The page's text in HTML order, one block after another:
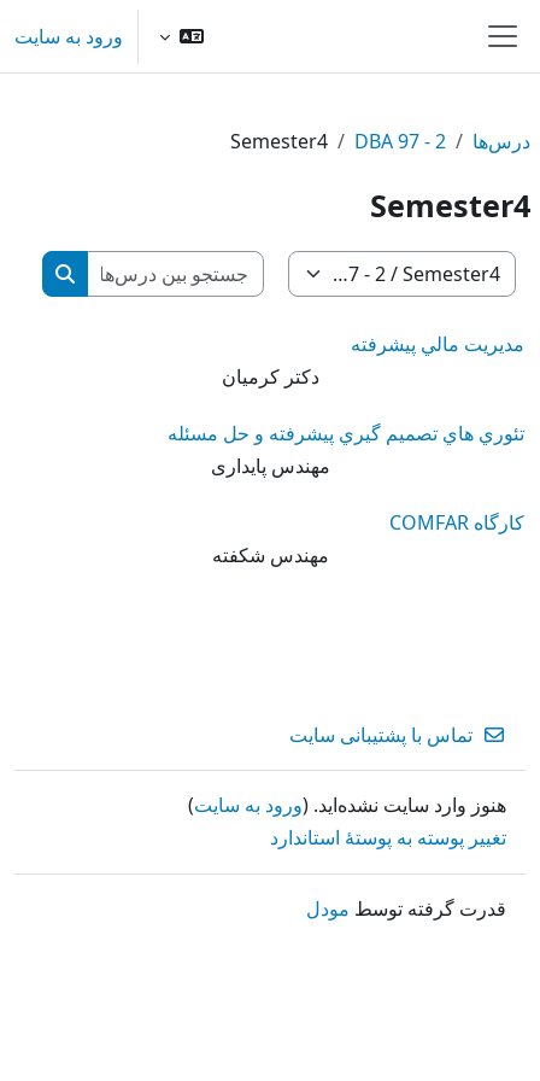
پنل کناری
ورود به سایت
درس‌ها DBA 97 - 2
Semester4
Semester4
طبقه‌های درسی
جستجو
جستجو
مديريت مالي پيشرفته
دکتر کرمیان
تئوري هاي تصميم گيري پيشرفته و حل مسئله
مهندس پایداری
کارگاه COMFAR
مهندس شکفته
تماس با پشتیبانی سایت
هنوز وارد سایت نشده‌اید. (ورود به سایت)
تغییر پوسته به پوستهٔ استاندارد
قدرت گرفته توسط مودل